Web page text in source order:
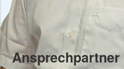
Ansprechpartner